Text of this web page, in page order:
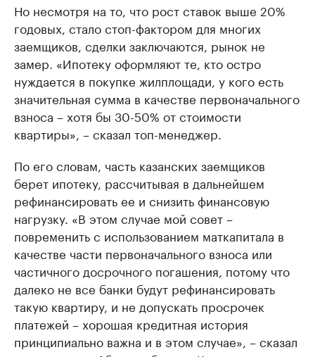
Но несмотря на то, что рост ставок выше 20%
годовых, стало стоп-фактором для многих
заемщиков, сделки заключаются, рынок не
замер. «Ипотеку оформляют те, кто остро
нуждается в покупке жилплощади, у кого есть
значительная сумма в качестве первоначального
взноса – хотя бы 30-50% от стоимости
квартиры», – сказал топ-менеджер.
По его словам, часть казанских заемщиков
берет ипотеку, рассчитывая в дальнейшем
рефинансировать ее и снизить финансовую
нагрузку. «В этом случае мой совет –
повременить с использованием маткапитала в
качестве части первоначального взноса или
частичного досрочного погашения, потому что
далеко не все банки будут рефинансировать
такую квартиру, и не допускать просрочек
платежей – хорошая кредитная история
принципиально важна и в этом случае», – сказал